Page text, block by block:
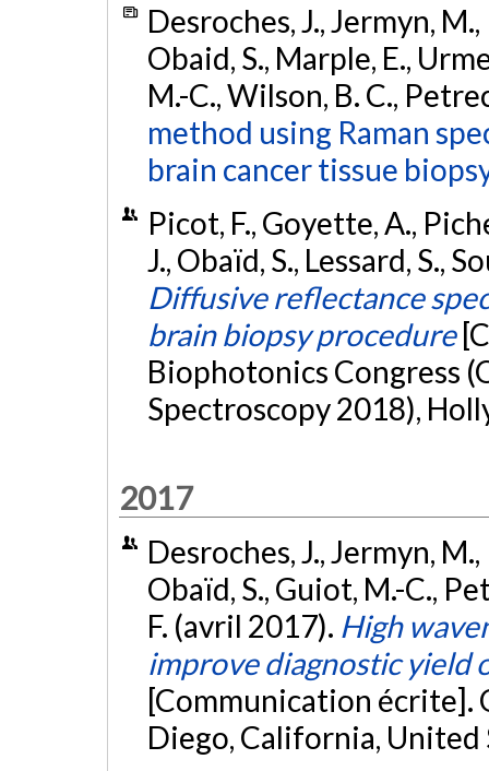
Desroches, J., Jermyn,
Obaid, S., Marple, E.,
M.-C., Wilson, B. C.,
method using Raman
brain cancer tissue
Picot, F., Goyette, A.,
J., Obaïd, S., Lessard, S.,
Diffusive reflectance
brain biopsy procedure
Biophotonics Congress
Spectroscopy 2018),
2017
Desroches, J., Jermyn,
Obaïd, S., Guiot, M.-C.,
F. (avril 2017). High
improve diagnostic yield
[Communication écrite].
Diego, California, United